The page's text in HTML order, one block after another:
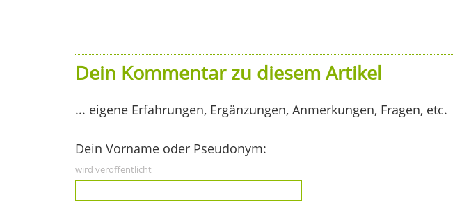
Dein Kommentar zu diesem Artikel
... eigene Erfahrungen, Ergänzungen, Anmerkungen, Fragen, etc.
Dein Vorname oder Pseudonym:
wird veröffentlicht